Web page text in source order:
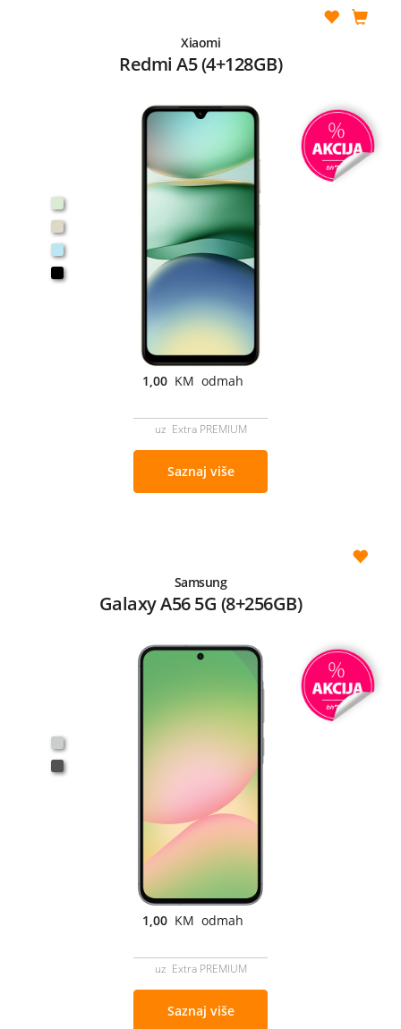
Xiaomi
Redmi A5 (4+128GB)
1,00 KM odmah
uz Extra PREMIUM
Saznaj više
Samsung
Galaxy A56 5G (8+256GB)
1,00 KM odmah
uz Extra PREMIUM
Saznaj više